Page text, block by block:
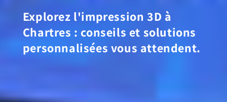
Explorez l'impression 3D à
Chartres : conseils et solutions
personnalisées vous attendent.